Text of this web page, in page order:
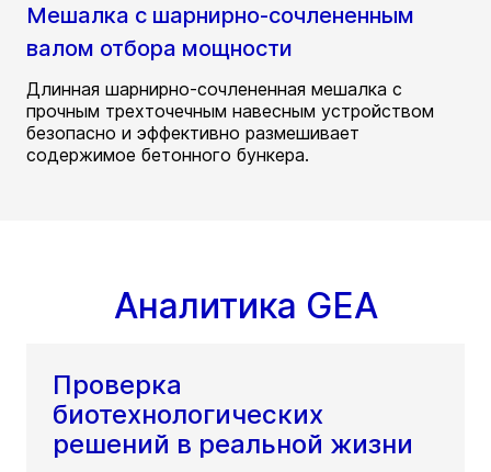
Мешалка с шарнирно-сочлененным
валом отбора мощности
Длинная шарнирно-сочлененная мешалка с
прочным трехточечным навесным устройством
безопасно и эффективно размешивает
содержимое бетонного бункера.
Аналитика GEA
Проверка
биотехнологических
решений в реальной жизни